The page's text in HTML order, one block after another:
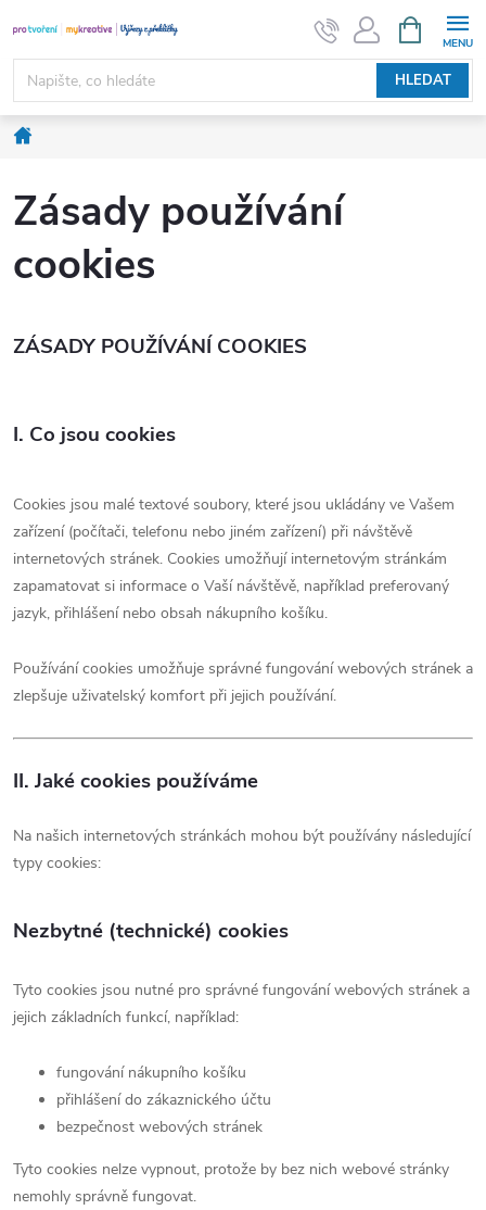
na
obsah
HLEDAT
NÁKUPNÍ
KOŠÍK
Domů
Zásady používání
cookies
ZÁSADY POUŽÍVÁNÍ COOKIES
I. Co jsou cookies
Cookies jsou malé textové soubory, které jsou ukládány ve Vašem
zařízení (počítači, telefonu nebo jiném zařízení) při návštěvě
internetových stránek. Cookies umožňují internetovým stránkám
zapamatovat si informace o Vaší návštěvě, například preferovaný
jazyk, přihlášení nebo obsah nákupního košíku.
Používání cookies umožňuje správné fungování webových stránek a
zlepšuje uživatelský komfort při jejich používání.
II. Jaké cookies používáme
Na našich internetových stránkách mohou být používány následující
typy cookies:
Nezbytné (technické) cookies
Tyto cookies jsou nutné pro správné fungování webových stránek a
jejich základních funkcí, například:
fungování nákupního košíku
přihlášení do zákaznického účtu
bezpečnost webových stránek
Tyto cookies nelze vypnout, protože by bez nich webové stránky
nemohly správně fungovat.